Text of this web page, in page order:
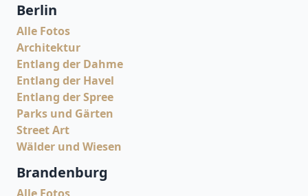
Berlin
Alle Fotos
Architektur
Entlang der Dahme
Entlang der Havel
Entlang der Spree
Parks und Gärten
Street Art
Wälder und Wiesen
Brandenburg